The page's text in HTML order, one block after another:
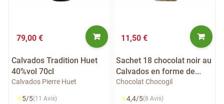
79,00 €
Calvados Tradition Huet
40%vol 70cl
Calvados Pierre Huet
⭐5/5(11 Avis)
11,50 €
Sachet 18 chocolat noir au
Calvados en forme de...
Chocolat Chocogil
⭐4,4/5(8 Avis)